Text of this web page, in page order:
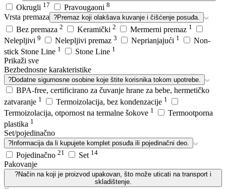
Okrugli 17 Pravougaoni 8
Vrsta premaza ?Premaz koji olakšava kuvanje i čišćenje posuđa.
Bez premaza 2 Keramički 2 Mermerni premaz 1
Nelepljivi 9 Nelepljivi premaz 3 Neprianjajući 1
Non-
stick Stone Line 1 Stone Line 1
Prikaži sve
Bezbednosne karakteristike
?Dodatne sigurnosne osobine koje štite korisnika tokom upotrebe.
BPA-free, certificirano za čuvanje hrane za bebe, hermetičko
zatvaranje 1 Termoizolacija, bez kondenzacije 1
Termoizolacija, otpornost na termalne šokove 1
Termootporna
plastika 1
Set/pojedinačno
? Informacija da li kupujete komplet posuđa ili pojedinačni deo.
Pojedinačno 21 Set 14
Pakovanje
?Način na koji je proizvod upakovan, što može uticati na transport i
skladištenje.